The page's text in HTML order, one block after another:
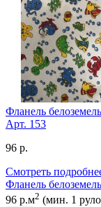
Фланель
Арт. 153
96 р.
Смотреть
Фланель
96 р.м2 (мин. 1